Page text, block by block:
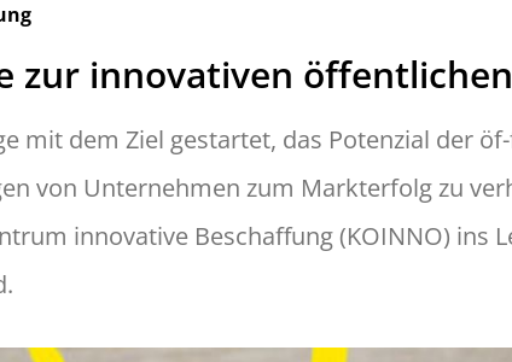
zur innovativen
mit dem Ziel gestartet, das Potenzial der
von Unternehmen zum Markterfolg zu
innovative Beschaffung (KOINNO) ins